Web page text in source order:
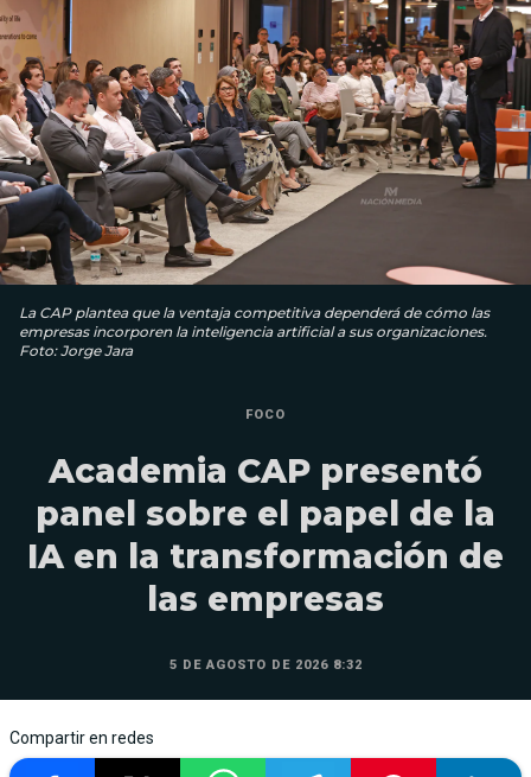
La CAP plantea que la ventaja competitiva dependerá de cómo las
empresas incorporen la inteligencia artificial a sus organizaciones.
Foto: Jorge Jara
FOCO
Academia CAP presentó
panel sobre el papel de la
IA en la transformación de
las empresas
5 DE AGOSTO DE 2026 8:32
Compartir en redes